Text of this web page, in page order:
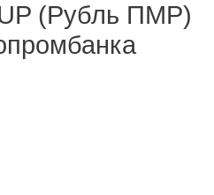
(Рубль ПМР)